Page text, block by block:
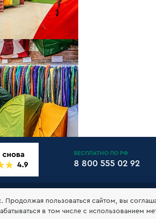
БЕСПЛАТНО ПО РФ
8 800 555 02 92
КЛУБ 10БАЛЛОВ КОНТАКТЫ
пользоваться сайтом, вы
в том числе с использованием